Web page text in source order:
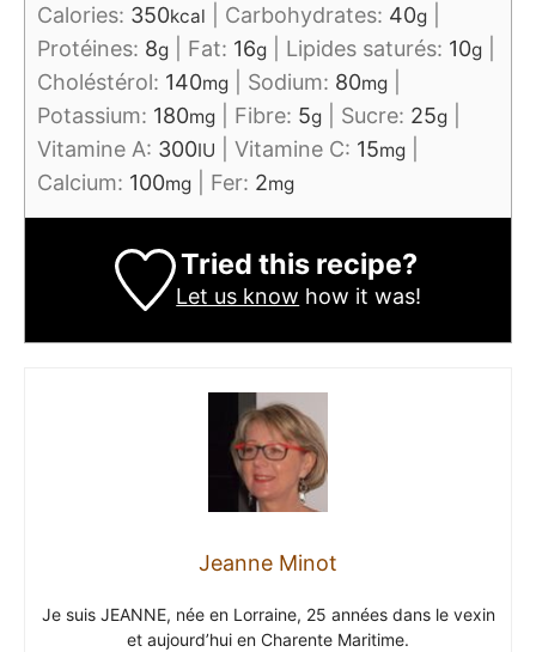
Calories: 350kcal Carbohydrates: 40g
Protéines: 8g Fat: 16g Lipides saturés: 10g
Choléstérol: 140mg Sodium: 80mg
Potassium: 180mg Fibre: 5g Sucre: 25g
Vitamine A: 300IU Vitamine C: 15mg
Calcium: 100mg Fer: 2mg
Tried this recipe?
Let us know how it was!
Jeanne Minot
Je suis JEANNE, née en Lorraine, 25 années dans le vexin
et aujourd’hui en Charente Maritime.